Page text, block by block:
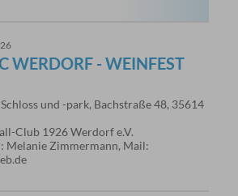
WERDORF - WEINFEST
und -park, Bachstraße 48, 35614
Club 1926 Werdorf e.V.
Melanie Zimmermann, Mail: